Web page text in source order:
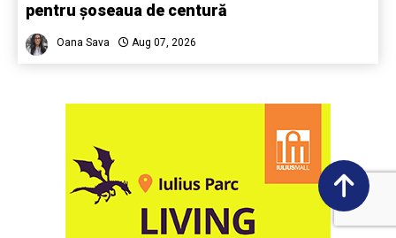
pentru șoseaua de centură
Oana Sava Aug 07, 2026